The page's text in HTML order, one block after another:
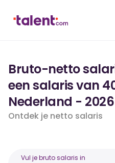
Bruto-netto
een salaris van
Nederland - 2026
Ontdek je netto salaris
Vul je bruto salaris in